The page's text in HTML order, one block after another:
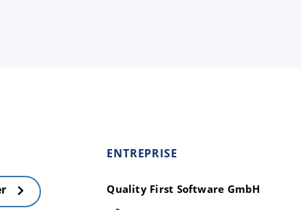
ENTREPRISE
Quality First Software GmbH